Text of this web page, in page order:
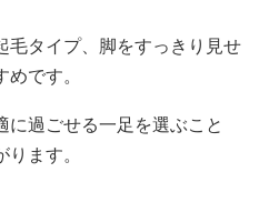
毛タイプ、脚をすっきり見せ
です。
過ごせる一足を選ぶこと
ます。